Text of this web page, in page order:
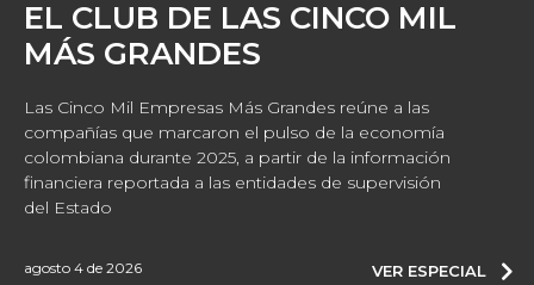
EL CLUB DE LAS CINCO MIL
MÁS GRANDES
Las Cinco Mil Empresas Más Grandes reúne a las
compañías que marcaron el pulso de la economía
colombiana durante 2025, a partir de la información
financiera reportada a las entidades de supervisión
del Estado
agosto 4 de 2026 VER ESPECIAL